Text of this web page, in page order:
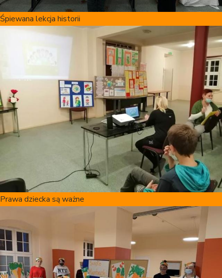
Śpiewana lekcja historii
Prawa dziecka są ważne